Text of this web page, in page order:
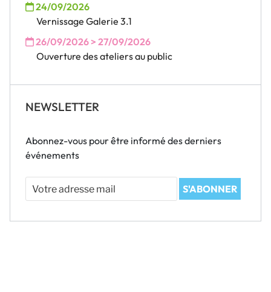
24/09/2026
Vernissage Galerie 3.1
26/09/2026 > 27/09/2026
Ouverture des ateliers au public
NEWSLETTER
Abonnez-vous pour être informé des derniers
événements
Votre
adresse
S'ABONNER